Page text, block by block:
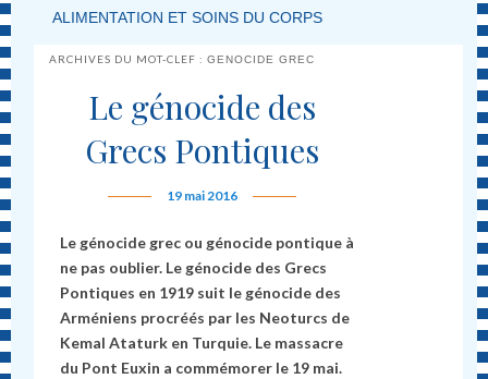
ALIMENTATION ET SOINS DU CORPS
ARCHIVES DU MOT-CLEF :GENOCIDE GREC
Le génocide des
Grecs Pontiques
19 mai 2016
Le génocide grec ou génocide pontique à
ne pas oublier. Le génocide des Grecs
Pontiques en 1919 suit le génocide des
Arméniens procréés par les Neoturcs de
Kemal Ataturk en Turquie. Le massacre
du Pont Euxin a commémorer le 19 mai.